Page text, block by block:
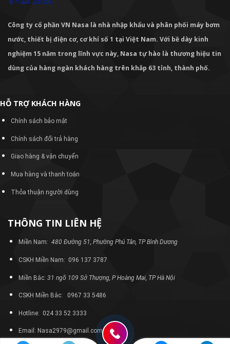
Công ty cổ phần VN Nasa là nhà nhập khẩu và phân phối máy bơm
nước, thiết bị điện cơ, cơ khí số 1 tại Việt Nam. Với bề dày kinh
nghiệm 15 năm trong lĩnh vực này, Nasa tự hào là thương hiệu tin
dùng của hàng ngàn khách hàng trên khắp 63 tỉnh, thành phố.
HỖ TRỢ KHÁCH HÀNG
Chính sách bảo mật
Chính sách đổi trả hàng
Giao hàng & vận chuyển
Mua hàng và thanh toán
Thỏa thuận người dùng
THÔNG TIN LIÊN HỆ
Miền Nam: 480 Đường 51, Phường Phú Tân, TP Bình Dương
CSKH Miền Nam: 096 137 3787
Miền Bắc: 31 ngõ 109 Sở Thượng, P Hoàng Mai, TP Hà Nội
CSKH Miền Bắc: 0967 33 5486
Hotline: 024 33 52 3333
Email: Nasa2979@gmail.com